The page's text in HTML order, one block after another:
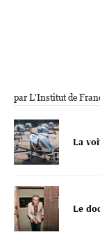
par L'Institut de
La
Le